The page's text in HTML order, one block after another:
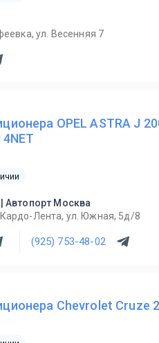
ул. Весенняя 7
OPEL ASTRA J
Автопорт Москва
Лента, ул. Южная, 5д/8
(925) 753-48-02
Chevrolet Cruze